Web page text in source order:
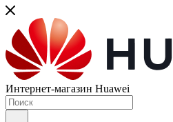
Интернет-магазин Huawei